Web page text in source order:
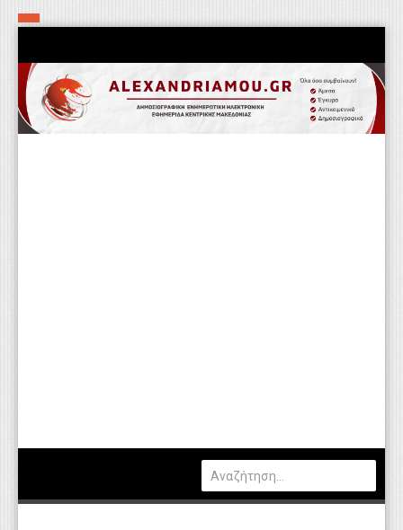
Αρχική
Τα εν δήμω εν οίκω
Πολιτιστικά-Εκκλησιαστικά
Καιρός